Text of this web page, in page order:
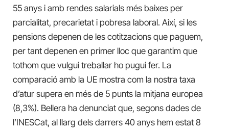
55 anys i amb rendes salarials més baixes per
parcialitat, precarietat i pobresa laboral. Així, si les
pensions depenen de les cotitzacions que paguem,
per tant depenen en primer lloc que garantim que
tothom que vulgui treballar ho pugui fer. La
comparació amb la UE mostra com la nostra taxa
d’atur supera en més de 5 punts la mitjana europea
(8,3%). Bellera ha denunciat que, segons dades de
l’INESCat, al llarg dels darrers 40 anys hem estat 8